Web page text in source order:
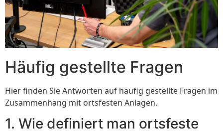
Häufig gestellte Fragen
Hier finden Sie Antworten auf häufig gestellte Fragen im
Zusammenhang mit ortsfesten Anlagen.
1. Wie definiert man ortsfeste